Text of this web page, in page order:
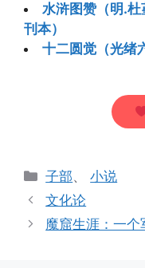
水浒图赞（明.
刊本）
十二圆觉（光绪
分
类
子部、小说
文化论
魔窟生涯：一个